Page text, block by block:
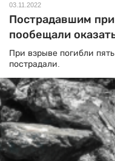
03.11.2022
Пострадавшим
пообещали
При взрыве погибли
пострадали.